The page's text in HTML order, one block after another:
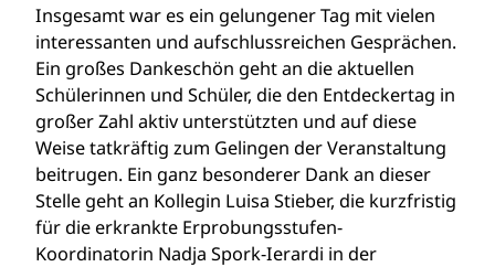
Insgesamt war es ein gelungener Tag mit vielen
interessanten und aufschlussreichen Gesprächen.
Ein großes Dankeschön geht an die aktuellen
Schülerinnen und Schüler, die den Entdeckertag in
großer Zahl aktiv unterstützten und auf diese
Weise tatkräftig zum Gelingen der Veranstaltung
beitrugen. Ein ganz besonderer Dank an dieser
Stelle geht an Kollegin Luisa Stieber, die kurzfristig
für die erkrankte Erprobungsstufen-
Koordinatorin Nadja Spork-Ierardi in der